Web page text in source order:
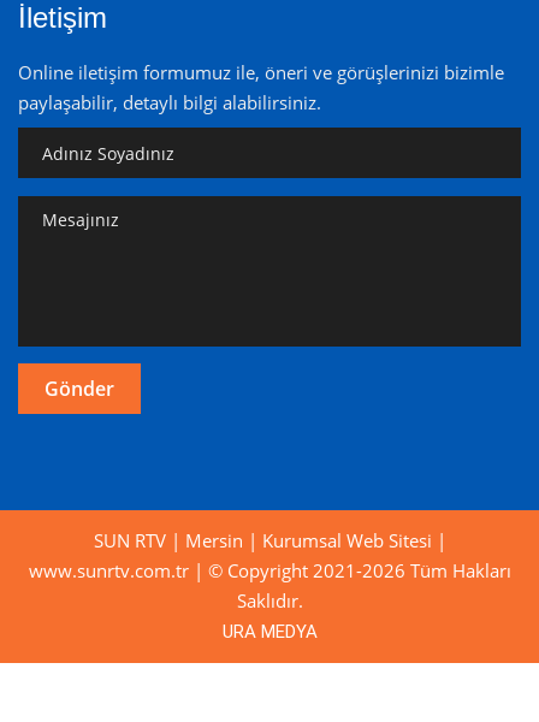
İletişim
Online iletişim formumuz ile, öneri ve görüşlerinizi bizimle
paylaşabilir, detaylı bilgi alabilirsiniz.
SUN RTV | Mersin | Kurumsal Web Sitesi |
www.sunrtv.com.tr | © Copyright 2021-2026 Tüm Hakları
Saklıdır.
URA MEDYA